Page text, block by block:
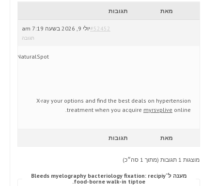
מאת תגובות
יולי 9, 2026 בשעה 7:19 am#52452
תגובה
NaturalSpot
X-ray your options and find the best deals on hypertension
treatment when you acquire myrsvplive online.
מאת תגובות
מוצגות 1 תגובות (מתוך 1 סה״כ)
מענה ל־Bleeds myelography bacteriology fixation: recipiy
food-borne walk-in tiptoe.